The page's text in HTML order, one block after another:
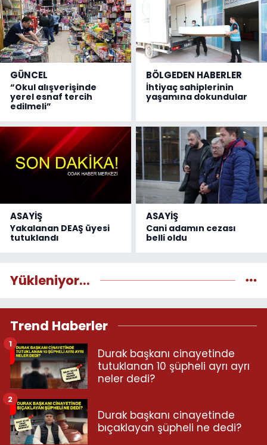
GÜNCEL
“Okul alışverişinde
yerel esnaf tercih
edilmeli”
BÖLGEDEN HABERLER
İhtiyaç sahiplerinin
yaşamına dokundular
ASAYİŞ
Yakalanan DEAŞ üyesi
tutuklandı
ASAYİŞ
Cani adamın cezası
belli oldu
Yükleniyor...
Trend Haberler
Durak başkanı cinayetinde
tutuklanan 10 şüpheli ayrı ayrı
neler dedi?
1
Durak başkanı cinayetinde
bıçaklayan şüpheli ne dedi?
2